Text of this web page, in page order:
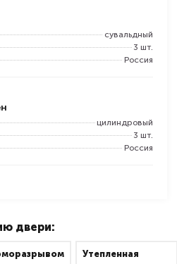
сувальдный
3 шт.
Россия
цилиндровый
3 шт.
Россия
двери:
Утепленная